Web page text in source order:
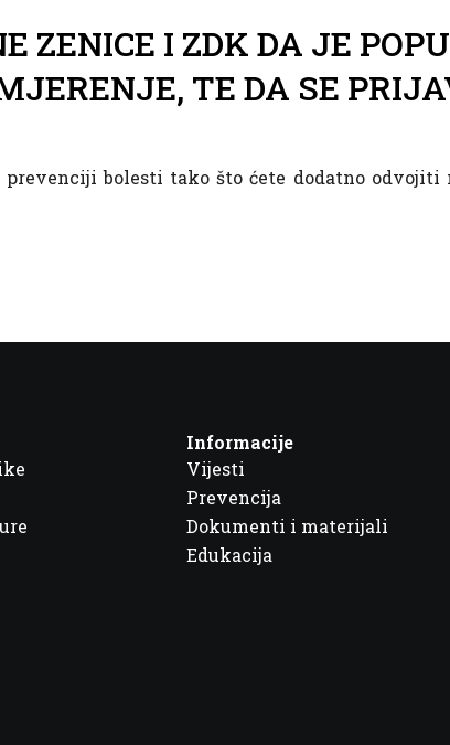
ZENICE I ZDK DA JE
TE DA SE
bolesti tako što ćete dodatno
Informacije
Vijesti
Prevencija
Dokumenti i materijali
Edukacija